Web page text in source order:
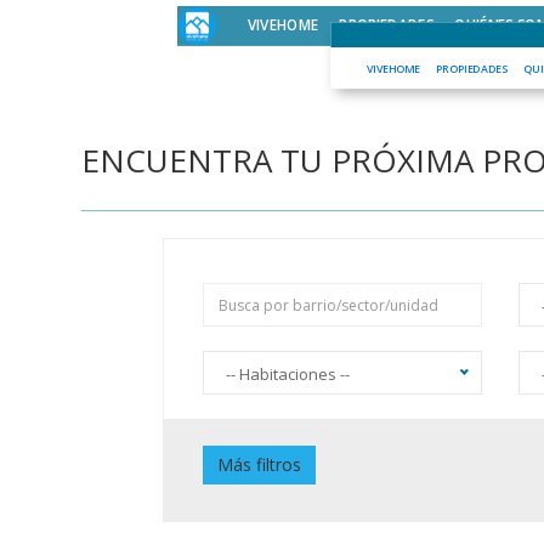
VIVEHOME PROPIEDADES
VIVEHOME PROPIEDADES QUIÉNES
ENCUENTRA TU PRÓXIMA
-- Habitaciones --
Piscina
Más filtros